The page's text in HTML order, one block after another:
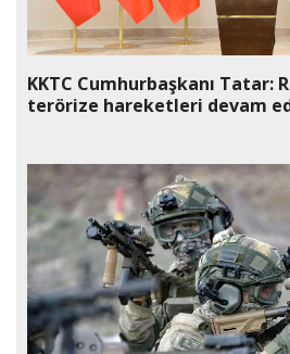
KKTC Cumhurbaşkanı Tatar:
terörize hareketleri devam